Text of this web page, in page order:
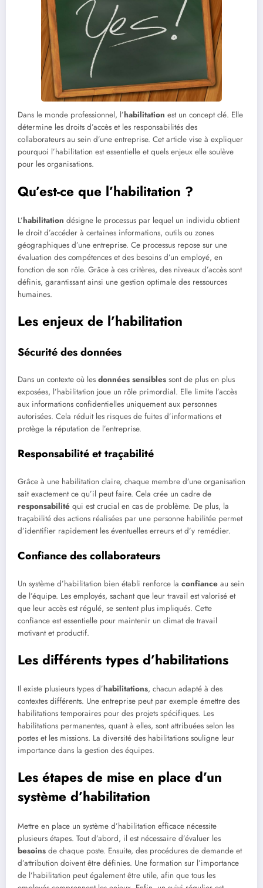
Dans le monde professionnel, l’habilitation est un concept clé. Elle
détermine les droits d’accès et les responsabilités des
collaborateurs au sein d’une entreprise. Cet article vise à expliquer
pourquoi l’habilitation est essentielle et quels enjeux elle soulève
pour les organisations.
Qu’est-ce que l’habilitation ?
L’habilitation désigne le processus par lequel un individu obtient
le droit d’accéder à certaines informations, outils ou zones
géographiques d’une entreprise. Ce processus repose sur une
évaluation des compétences et des besoins d’un employé, en
fonction de son rôle. Grâce à ces critères, des niveaux d’accès sont
définis, garantissant ainsi une gestion optimale des ressources
humaines.
Les enjeux de l’habilitation
Sécurité des données
Dans un contexte où les données sensibles sont de plus en plus
exposées, l’habilitation joue un rôle primordial. Elle limite l’accès
aux informations confidentielles uniquement aux personnes
autorisées. Cela réduit les risques de fuites d’informations et
protège la réputation de l’entreprise.
Responsabilité et traçabilité
Grâce à une habilitation claire, chaque membre d’une organisation
sait exactement ce qu’il peut faire. Cela crée un cadre de
responsabilité qui est crucial en cas de problème. De plus, la
traçabilité des actions réalisées par une personne habilitée permet
d’identifier rapidement les éventuelles erreurs et d’y remédier.
Confiance des collaborateurs
Un système d’habilitation bien établi renforce la confiance au sein
de l’équipe. Les employés, sachant que leur travail est valorisé et
que leur accès est régulé, se sentent plus impliqués. Cette
confiance est essentielle pour maintenir un climat de travail
motivant et productif.
Les différents types d’habilitations
Il existe plusieurs types d’habilitations, chacun adapté à des
contextes différents. Une entreprise peut par exemple émettre des
habilitations temporaires pour des projets spécifiques. Les
habilitations permanentes, quant à elles, sont attribuées selon les
postes et les missions. La diversité des habilitations souligne leur
importance dans la gestion des équipes.
Les étapes de mise en place d’un
système d’habilitation
Mettre en place un système d’habilitation efficace nécessite
plusieurs étapes. Tout d’abord, il est nécessaire d’évaluer les
besoins de chaque poste. Ensuite, des procédures de demande et
d’attribution doivent être définies. Une formation sur l’importance
de l’habilitation peut également être utile, afin que tous les